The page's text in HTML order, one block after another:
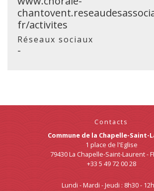
fr/activites
Réseaux sociaux
-
Contacts
Commune de la Chapelle-Saint-
1 place de l'Eglise
79430 La Chapelle-Saint-Laurent -
+33 5 49 72 00 28
Lundi - Mardi - Jeudi : 8h30 -